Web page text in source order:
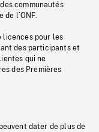
communautés
l’ONF.
licences pour les
des participants et
qui ne
des Premières
dater de plus de